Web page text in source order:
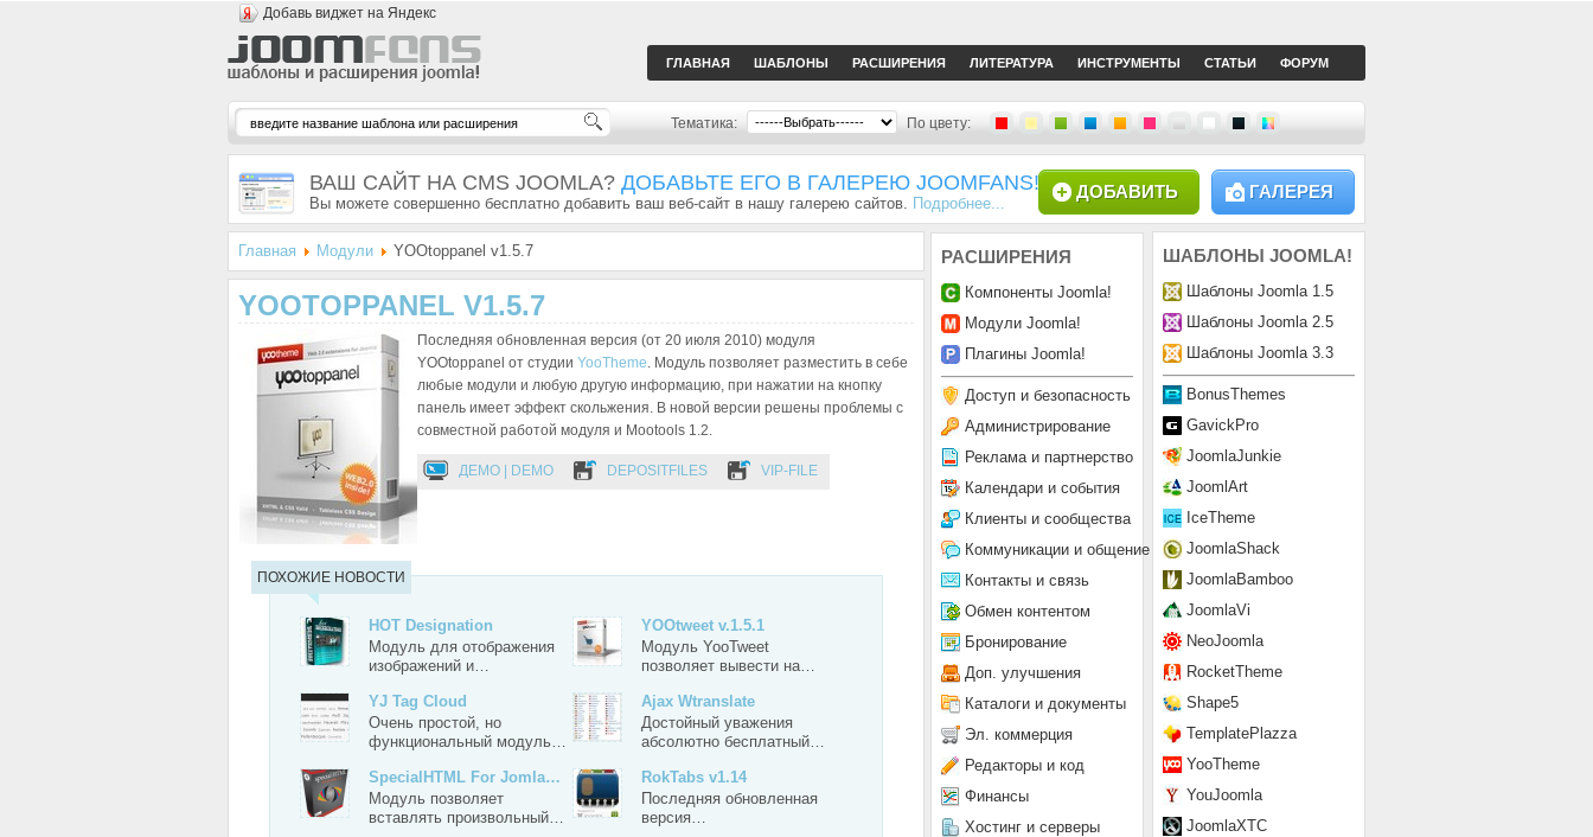
Добавь виджет на Яндекс
ГЛАВНАЯ ШАБЛОНЫ РАСШИРЕНИЯ ЛИТЕРАТУРА ИНСТРУМЕНТЫ СТАТЬИ ФОРУМ
Тематика: По цвету:
ВАШ САЙТ НА CMS JOOMLA? ДОБАВЬТЕ ЕГО В ГАЛЕРЕЮ JOOMFANS!
Вы можете совершенно бесплатно добавить ваш веб-сайт в нашу галерею сайтов. Подробнее...
ГАЛЕРЕЯ
ДОБАВИТЬ
Главная Модули YOOtoppanel v1.5.7
YOOTOPPANEL V1.5.7
Последняя обновленная версия (от 20 июля 2010) модуля
YOOtoppanel от студии YooTheme. Модуль позволяет разместить в себе
любые модули и любую другую информацию, при нажатии на кнопку
панель имеет эффект скольжения. В новой версии решены проблемы с
совместной работой модуля и Mootools 1.2.
ДЕМО | DEMO DEPOSITFILES VIP-FILE
ПОХОЖИЕ НОВОСТИ
HOT Designation
Модуль для отображения
изображений и…
YOOtweet v.1.5.1
Модуль YooTweet
позволяет вывести на…
YJ Tag Cloud
Очень простой, но
функциональный модуль…
Ajax Wtranslate
Достойный уважения
абсолютно бесплатный…
SpecialHTML For Jomla…
Модуль позволяет
вставлять произвольный…
RokTabs v1.14
Последняя обновленная
версия…
ШАБЛОНЫ JOOMLA!
Шаблоны Joomla 1.5
Шаблоны Joomla 2.5
Шаблоны Joomla 3.3
BonusThemes
GavickPro
JoomlaJunkie
JoomlArt
IceTheme
JoomlaShack
JoomlaBamboo
JoomlaVi
NeoJoomla
RocketTheme
Shape5
TemplatePlazza
YooTheme
YouJoomla
JoomlaXTC
РАСШИРЕНИЯ
Компоненты Joomla!
Модули Joomla!
Плагины Joomla!
Доступ и безопасность
Администрирование
Реклама и партнерство
Календари и события
Клиенты и сообщества
Коммуникации и общение
Контакты и связь
Обмен контентом
Бронирование
Доп. улучшения
Каталоги и документы
Эл. коммерция
Редакторы и код
Финансы
Хостинг и серверы